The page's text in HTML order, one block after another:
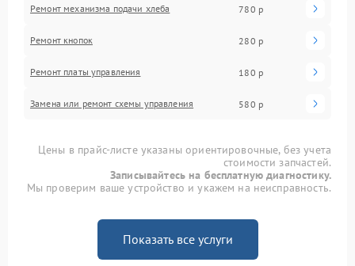
Ремонт механизма подачи хлеба 780 р
Ремонт кнопок 280 р
Ремонт платы управления 180 р
Замена или ремонт схемы управления 580 р
Цены в прайс-листе указаны ориентировочные, без учета
стоимости запчастей.
Записывайтесь на бесплатную диагностику.
Мы проверим ваше устройство и укажем на неисправность.
Показать все услуги